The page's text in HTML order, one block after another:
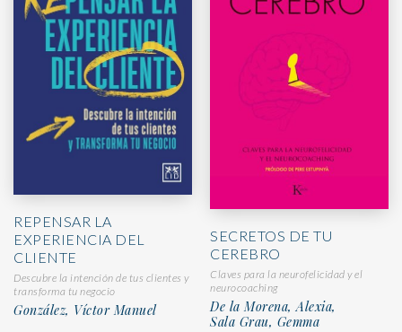
REPENSAR LA
EXPERIENCIA DEL
CLIENTE
Descubre la intención de tus clientes y
transforma tu negocio
González, Víctor Manuel
SECRETOS DE TU
CEREBRO
Claves para la neurofelicidad y el
neurocoaching
De la Morena, Alexia,
Sala Grau, Gemma